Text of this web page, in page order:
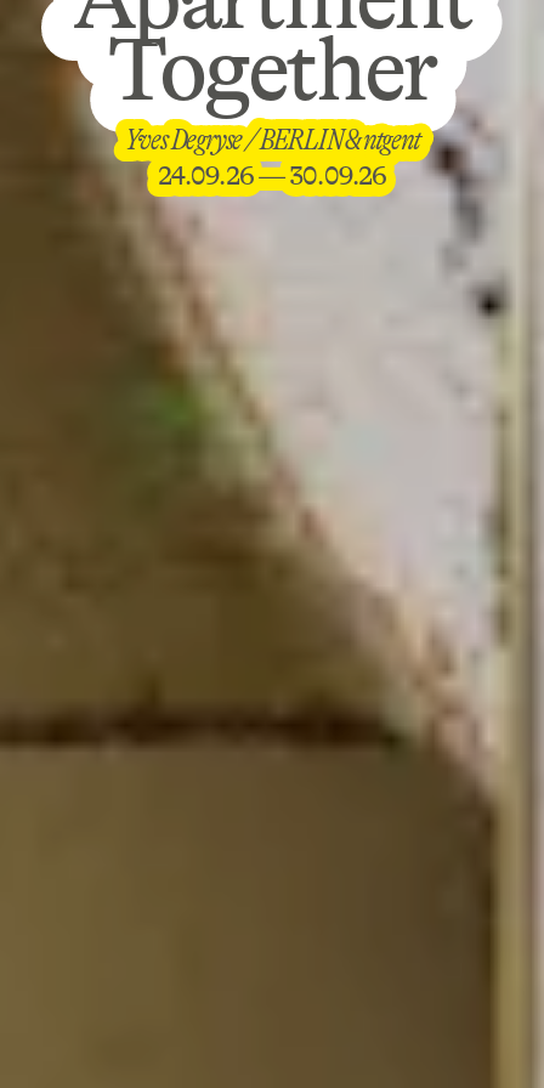
Living
Apartment
Together
Together
Together
Yves Degryse / BERLIN & ntgent
Yves Degryse / BERLIN & ntgent
24.09.26 — 30.09.26
24.09.26 — 30.09.26